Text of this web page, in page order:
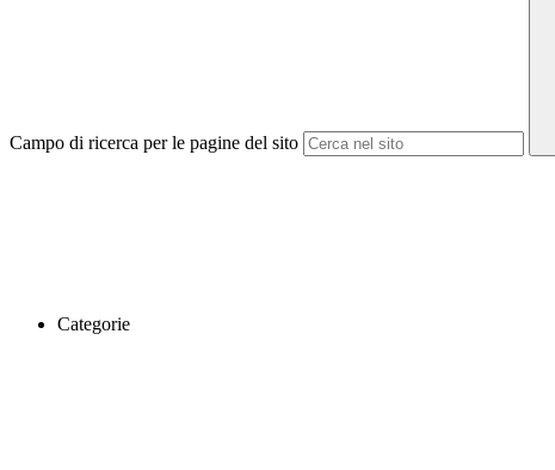
Campo di ricerca per le pagine del sito
Categorie